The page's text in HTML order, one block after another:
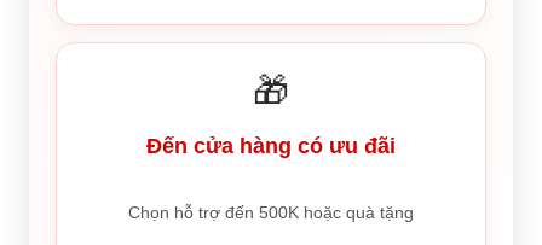
🎁
Đến cửa hàng có ưu đãi
Chọn hỗ trợ đến 500K hoặc quà tặng